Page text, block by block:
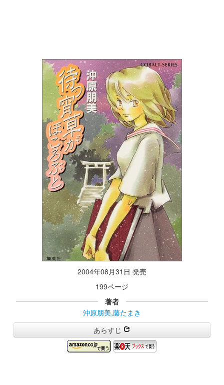
2004年08月31日 発売
199ページ
著者
沖原朋美,藤たまき
あらすじ